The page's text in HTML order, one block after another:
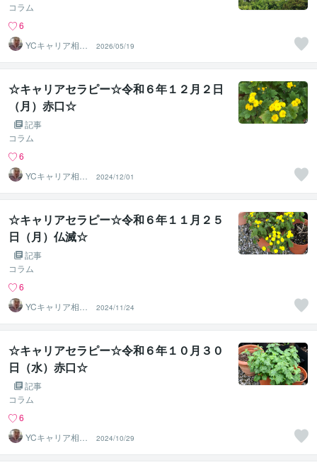
コラム
6
YCキャリア相談
2026/05/19
☆キャリアセラピー☆令和６年１２月２日
（月）赤口☆
記事
コラム
6
YCキャリア相談
2024/12/01
☆キャリアセラピー☆令和６年１１月２５
日（月）仏滅☆
記事
コラム
6
YCキャリア相談
2024/11/24
☆キャリアセラピー☆令和６年１０月３０
日（水）赤口☆
記事
コラム
6
YCキャリア相談
2024/10/29